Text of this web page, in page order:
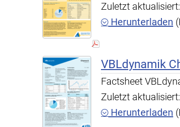
Zuletzt
Herunterladen
VBLdynamik
Factsheet
Zuletzt
Herunterladen